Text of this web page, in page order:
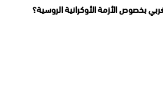
بخصوص الأزمة الأوكرانية الروسية؟